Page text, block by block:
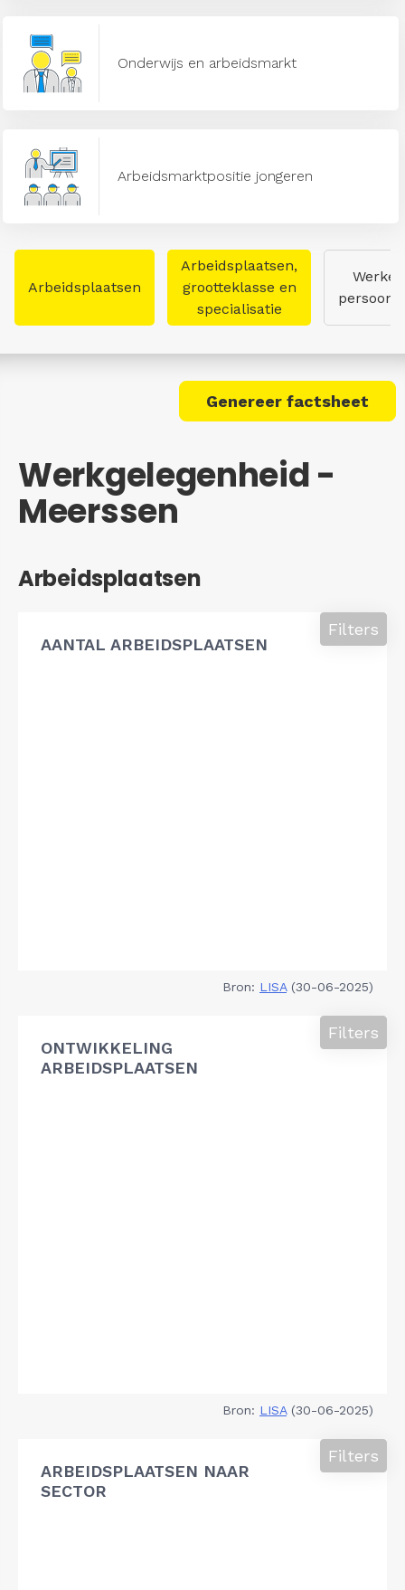
Onderwijs en arbeidsmarkt
Arbeidsmarktpositie jongeren
Arbeidsplaatsen
Arbeidsplaatsen,
grootteklasse en
specialisatie
Genereer factsheet
Werkgelegenheid -
Meerssen
Arbeidsplaatsen
AANTAL ARBEIDSPLAATSEN
Filters
Bron: LISA(30-06-2025)
ONTWIKKELING
ARBEIDSPLAATSEN
Filters
Bron: LISA(30-06-2025)
ARBEIDSPLAATSEN NAAR
SECTOR
Filters